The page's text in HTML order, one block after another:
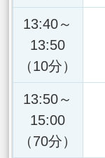
13:40～
13:50
（10分）
13:50～
15:00
（70分）